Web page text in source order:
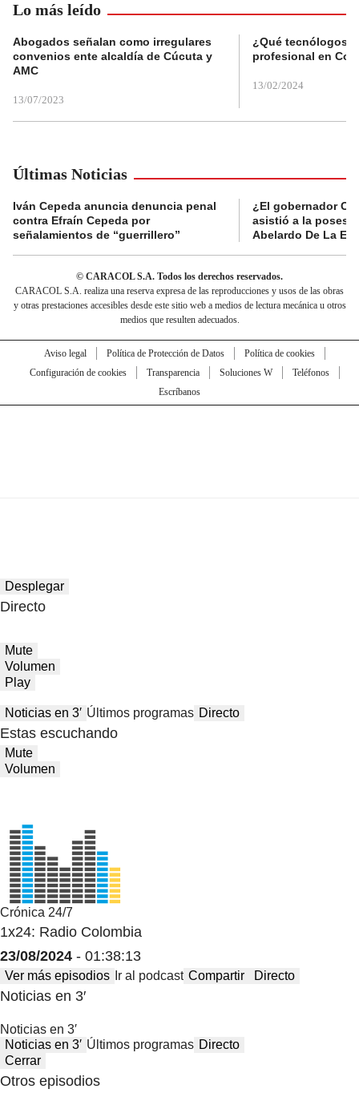
Lo más leído
Abogados señalan como irregulares
convenios ente alcaldía de Cúcuta y
AMC
13/07/2023
¿Qué tecnólogos
profesional en
13/02/2024
Últimas Noticias
Iván Cepeda anuncia denuncia penal
contra Efraín Cepeda por
señalamientos de “guerrillero”
¿El gobernador
asistió a la
Abelardo De La
© CARACOL S.A. Todos los derechos reservados.
CARACOL S.A. realiza una reserva expresa de las reproducciones y usos de las obras
y otras prestaciones accesibles desde este sitio web a medios de lectura mecánica u otros
medios que resulten adecuados.
Aviso legal Política de Protección de Datos
Política de cookies
Configuración de cookies
Transparencia Soluciones W
Teléfonos
Escríbanos
Desplegar
Directo
Mute
Volumen
Play
Noticias en 3′ Últimos programas Directo
Estas escuchando
Mute
Volumen
Crónica 24/7
1x24: Radio Colombia
23/08/2024 - 01:38:13
Ver más episodios Ir al podcast Compartir Directo
Noticias en 3′
Noticias en 3′
Noticias en 3′ Últimos programas Directo
Cerrar
Otros episodios